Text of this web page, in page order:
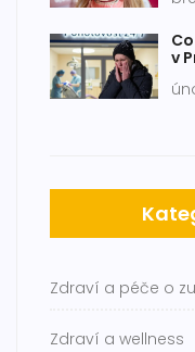
v
Zdraví a péče o
Zdraví a wellness